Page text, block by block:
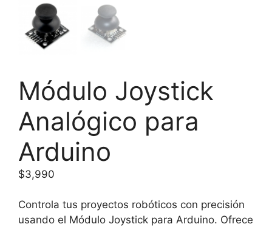
Módulo Joystick
Analógico para
Arduino
$3,990
Controla tus proyectos robóticos con precisión
usando el Módulo Joystick para Arduino. Ofrece